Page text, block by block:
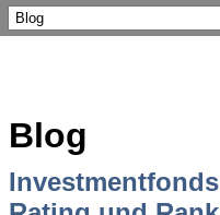
Blog